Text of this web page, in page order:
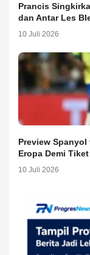
Prancis
dan Antar Les
10 Juli 2026
Preview
Eropa Demi
10 Juli 2026